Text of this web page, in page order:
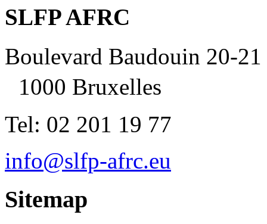
SLFP AFRC
Boulevard Baudouin 20-21
1000 Bruxelles
Tel: 02 201 19 77
info@slfp-afrc.eu
Sitemap